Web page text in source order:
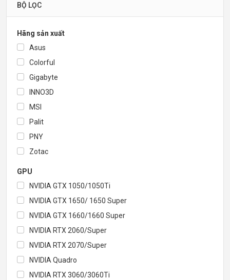
BỘ LỌC
Hãng sản xuất
Asus
Colorful
Gigabyte
INNO3D
MSI
Palit
PNY
Zotac
GPU
NVIDIA GTX 1050/1050Ti
NVIDIA GTX 1650/ 1650 Super
NVIDIA GTX 1660/1660 Super
NVIDIA RTX 2060/Super
NVIDIA RTX 2070/Super
NVIDIA Quadro
NVIDIA RTX 3060/3060Ti